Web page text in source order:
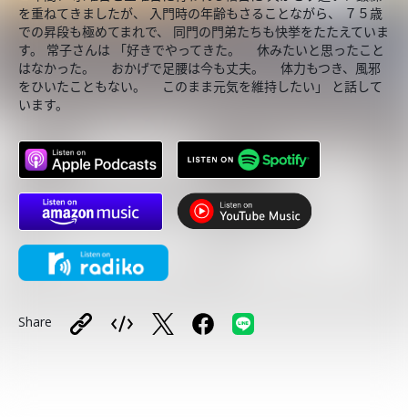
を重ねてきましたが、 入門時の年齢もさることながら、 ７５歳
での昇段も極めてまれで、 同門の門弟たちも快挙をたたえていま
す。 常子さんは 「好きでやってきた。 休みたいと思ったこと
はなかった。 おかげで足腰は今も丈夫。 体力もつき、風邪
をひいたこともない。 このまま元気を維持したい」 と話して
います。
Share